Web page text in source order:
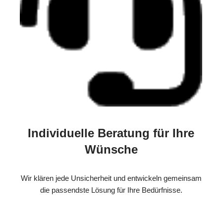
Individuelle Beratung für Ihre
Wünsche
Wir klären jede Unsicherheit und entwickeln gemeinsam
die passendste Lösung für Ihre Bedürfnisse.